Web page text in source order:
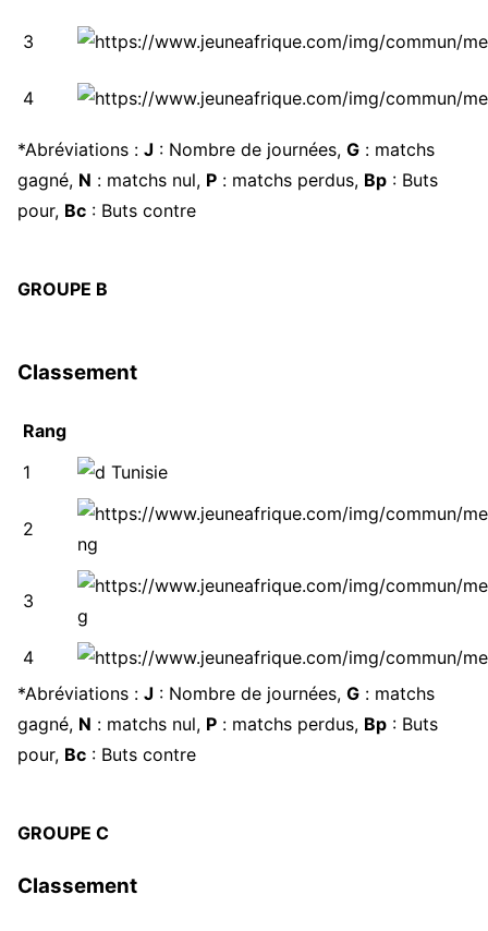
3
4
*Abréviations : J : Nombre de journées, G : matchs
gagné, N : matchs nul, P : matchs perdus, Bp : Buts
pour, Bc : Buts contre
GROUPE B
Classement
Rang
1
2
3
4
*Abréviations : J : Nombre de journées, G : matchs
gagné, N : matchs nul, P : matchs perdus, Bp : Buts
pour, Bc : Buts contre
GROUPE C
Classement